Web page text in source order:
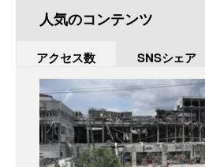
人気のコンテンツ
アクセス数 SNSシェア